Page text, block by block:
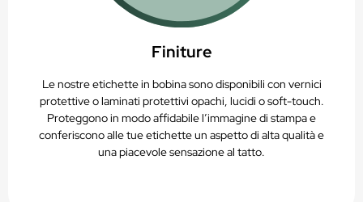
Finiture
Le nostre etichette in bobina sono disponibili con vernici
protettive o laminati protettivi opachi, lucidi o soft-touch.
Proteggono in modo affidabile l’immagine di stampa e
conferiscono alle tue etichette un aspetto di alta qualità e
una piacevole sensazione al tatto.